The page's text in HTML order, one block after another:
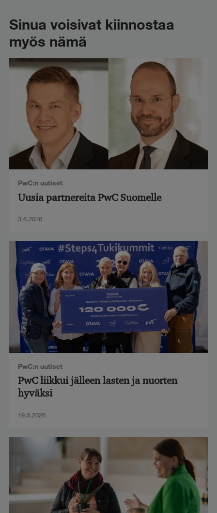
Sinua voisivat kiinnostaa
myös nämä
PwC:n uutiset
Uusia partnereita PwC Suomelle
3.6.2026
PwC:n uutiset
PwC liikkui jälleen lasten ja nuorten
hyväksi
19.5.2026